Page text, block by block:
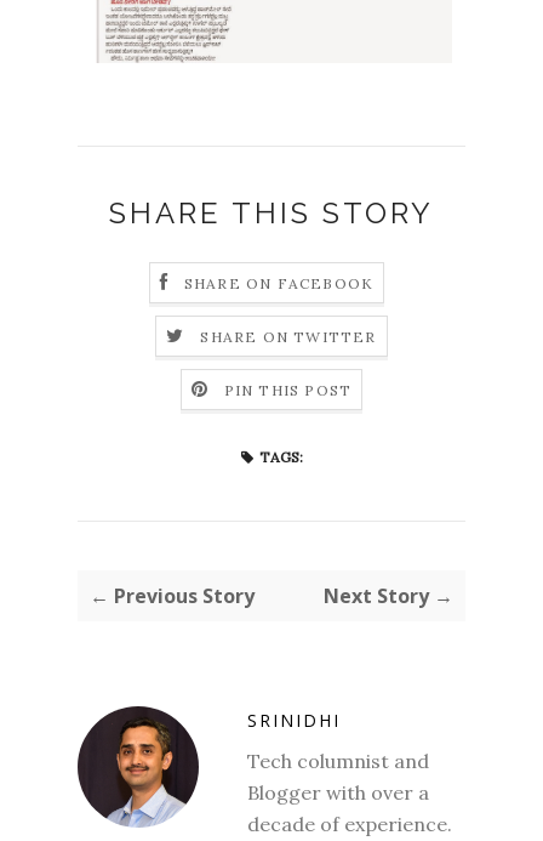
SHARE THIS STORY
SHARE ON FACEBOOK
SHARE ON TWITTER
PIN THIS POST
TAGS:
← Previous Story Next Story →
SRINIDHI
Tech columnist and
Blogger with over a
decade of experience.